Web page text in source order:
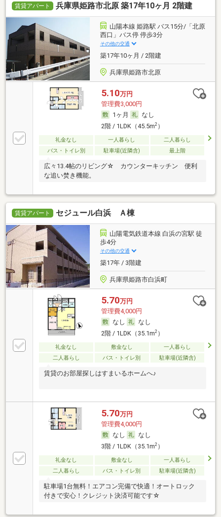
賃貸アパート 兵庫県姫路市北原 築17年10ヶ月 2階建
山陽本線 姫路駅 バス15分/「北原
西口」バス停 停歩3分
その他の交通
築17年10ヶ月 / 2階建
兵庫県姫路市北原
5.10万円
管理費3,000円
1ヶ月
なし
2階 / 1LDK（45.5m2）
礼金なし 一人暮らし
二人暮らし
バス・トイレ別
駐車場(近隣含) 最上階
広々13.4帖のリビング☆ カウンターキッチン 便利
な追い焚き機能。
賃貸アパート セジュール白浜 Ａ棟
山陽電気鉄道本線 白浜の宮駅 徒
歩4分
その他の交通
築17年 / 3階建
兵庫県姫路市白浜町
5.70万円
管理費4,000円
なし
なし
2階 / 1LDK（35.1m2）
礼金なし 敷金なし
一人暮らし
二人暮らし
バス・トイレ別 駐車場(近隣含)
賃貸のお部屋探しはすまいるホームへ♪
5.70万円
管理費4,000円
なし
なし
3階 / 1LDK（35.1m2）
礼金なし 敷金なし
一人暮らし
二人暮らし
バス・トイレ別 駐車場(近隣含)
駐車場1台無料！エアコン完備で快適！オートロック
付きで安心！クレジット決済可能です☆